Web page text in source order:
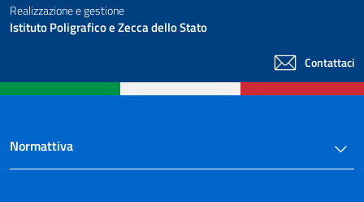
46
CAPO VIII
48
50
51
Realizzazione e gestione
Istituto Poligrafico e Zecca dello Stato
Contattaci
Normattiva